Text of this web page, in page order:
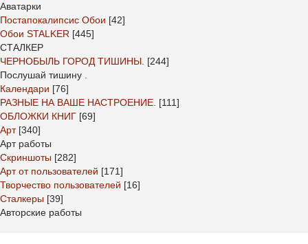
Аватарки
Постапокалипсис Обои [42]
Обои STALKER [445]
СТАЛКЕР
ЧЕРНОБЫЛЬ ГОРОД ТИШИНЫ. [244]
Послушай тишину .
Календари [76]
РАЗНЫЕ НА ВАШЕ НАСТРОЕНИЕ. [111]
ОБЛОЖКИ КНИГ [69]
Арт [340]
Арт работы
Скриншоты [282]
Арт от пользователей [171]
Творчество пользователей [16]
Сталкеры [39]
Авторские работы